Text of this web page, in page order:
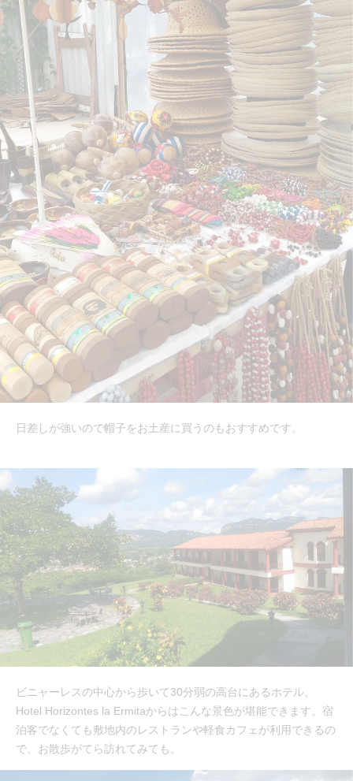
日差しが強いので帽子をお土産に買うのもおすすめです。
ビニャーレスの中心から歩いて30分弱の高台にあるホテル、
Hotel Horizontes la Ermitaからはこんな景色が堪能できます。宿
泊客でなくても敷地内のレストランや軽食カフェが利用できるの
で、お散歩がてら訪れてみても。